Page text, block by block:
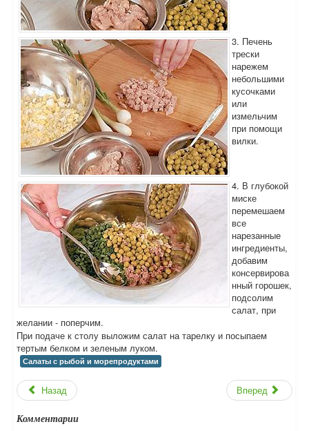
3. Печень
трески
нарежем
небольшими
кусочками
или
измельчим
при помощи
вилки.
4. В глубокой
миске
перемешаем
все
нарезанные
ингредиенты,
добавим
консервирова
нный горошек,
подсолим
салат, при
желании - поперчим.
При подаче к столу выложим салат на тарелку и посыпаем
тертым белком и зеленым луком.
Салаты с рыбой и морепродуктами
Назад Вперед
Комментарии